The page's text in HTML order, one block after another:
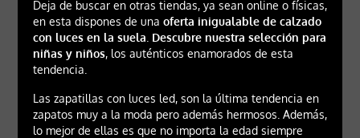
Deja de buscar en otras tiendas, ya sean online o físicas,
en esta dispones de una oferta inigualable de calzado
con luces en la suela Descubre nuestra selección para
niñas y niños, los auténticos enamorados de esta
tendencia.
Las zapatillas con luces led, son la última tendencia en
zapatos muy a la moda pero además hermosos. Además,
lo mejor de ellas es que no importa la edad siempre